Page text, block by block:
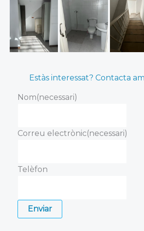
Estàs interessat? Contacta
Nom(necessari)
Correu electrònic(necessari)
Telèfon
Enviar